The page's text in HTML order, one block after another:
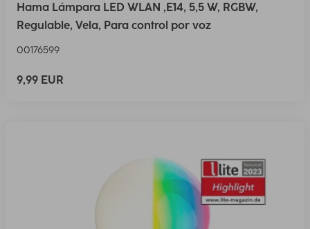
Hama Lámpara LED WLAN ,E14, 5,5 W, RGBW,
Regulable, Vela, Para control por voz
00176599
9,99 EUR